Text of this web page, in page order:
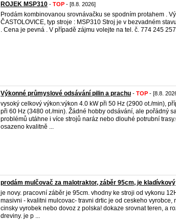
ROJEK MSP310 - TOP - [8.8. 2026]
Prodám kombinovanou srovnávačku se spodním protahem .
ČASTOLOVICE, typ stroje : MSP310 Stroj je v bezvadném
. Cena je pevná . V případě zájmu volejte na tel. č. 774 245
Výkonné průmyslové odsávání pilin a prachu - TOP - [8.8.
vysoký celkový výkon:výkon 4.0 kW při 50 Hz (2900 ot./min),
při 60 Hz (3480 ot./min). Žádné hobby odsávání, ale pořádný
problémů utáhne i více strojů naráz nebo dlouhé potrubní
osazeno kvalitně ...
prodám mulčovač za malotraktor, záběr 95cm, je kladívkový
je novy. pracovní záběr je 95cm. vhodny ke stroji od vykonu
masivni - kvalitni mulcovac- travni drtic je od ceskeho vyrobce,
cinsky vyrobek nebo dovoz z polska! dokaze srovnat teren, a
dreviny. je p ...